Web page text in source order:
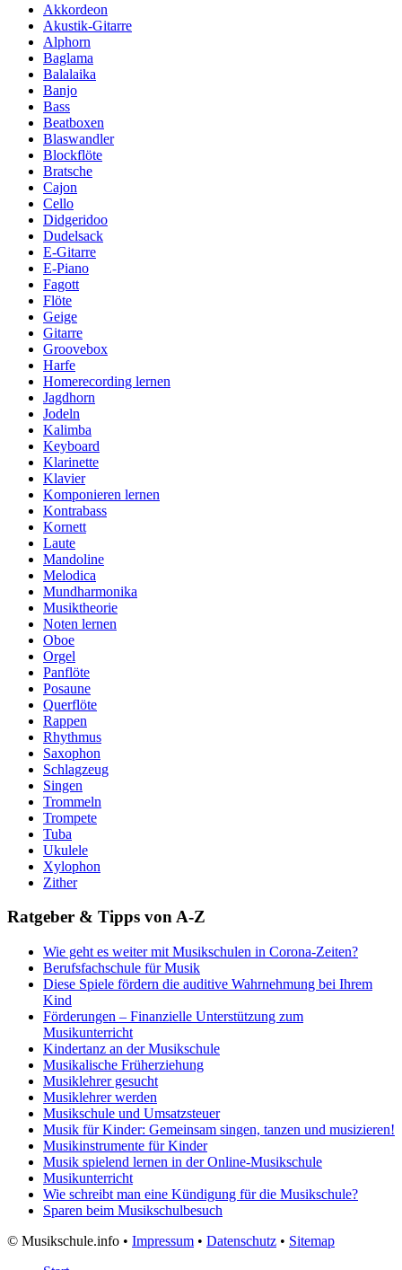
Akkordeon
Akustik-Gitarre
Alphorn
Baglama
Balalaika
Banjo
Bass
Beatboxen
Blaswandler
Blockflöte
Bratsche
Cajon
Cello
Didgeridoo
Dudelsack
E-Gitarre
E-Piano
Fagott
Flöte
Geige
Gitarre
Groovebox
Harfe
Homerecording lernen
Jagdhorn
Jodeln
Kalimba
Keyboard
Klarinette
Klavier
Komponieren lernen
Kontrabass
Kornett
Laute
Mandoline
Melodica
Mundharmonika
Musiktheorie
Noten lernen
Oboe
Orgel
Panflöte
Posaune
Querflöte
Rappen
Rhythmus
Saxophon
Schlagzeug
Singen
Trommeln
Trompete
Tuba
Ukulele
Xylophon
Zither
Ratgeber & Tipps von A-Z
Wie geht es weiter mit Musikschulen in Corona-Zeiten?
Berufsfachschule für Musik
Diese Spiele fördern die auditive Wahrnehmung bei Ihrem
Kind
Förderungen – Finanzielle Unterstützung zum
Musikunterricht
Kindertanz an der Musikschule
Musikalische Früherziehung
Musiklehrer gesucht
Musiklehrer werden
Musikschule und Umsatzsteuer
Musik für Kinder: Gemeinsam singen, tanzen und musizieren!
Musikinstrumente für Kinder
Musik spielend lernen in der Online-Musikschule
Musikunterricht
Wie schreibt man eine Kündigung für die Musikschule?
Sparen beim Musikschulbesuch
© Musikschule.info • Impressum • Datenschutz • Sitemap